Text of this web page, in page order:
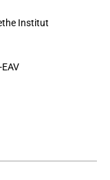
Institut